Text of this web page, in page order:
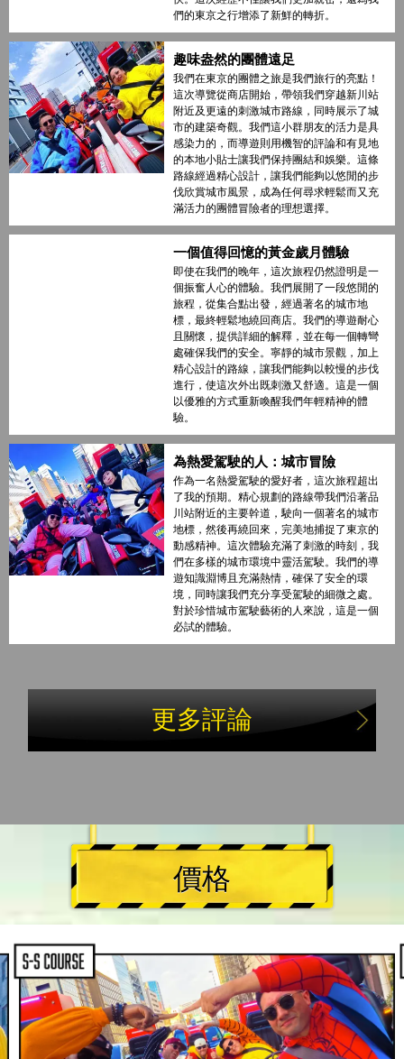
們的東京之行增添了新鮮的轉折。
趣味盎然的團體遠足
我們在東京的團體之旅是我們旅行的亮點！
這次導覽從商店開始，帶領我們穿越新川站
附近及更遠的刺激城市路線，同時展示了城
市的建築奇觀。我們這小群朋友的活力是具
感染力的，而導遊則用機智的評論和有見地
的本地小貼士讓我們保持團結和娛樂。這條
路線經過精心設計，讓我們能夠以悠閒的步
伐欣賞城市風景，成為任何尋求輕鬆而又充
滿活力的團體冒險者的理想選擇。
一個值得回憶的黃金歲月體驗
即使在我們的晚年，這次旅程仍然證明是一
個振奮人心的體驗。我們展開了一段悠閒的
旅程，從集合點出發，經過著名的城市地
標，最終輕鬆地繞回商店。我們的導遊耐心
且關懷，提供詳細的解釋，並在每一個轉彎
處確保我們的安全。寧靜的城市景觀，加上
精心設計的路線，讓我們能夠以較慢的步伐
進行，使這次外出既刺激又舒適。這是一個
以優雅的方式重新喚醒我們年輕精神的體
驗。
為熱愛駕駛的人：城市冒險
作為一名熱愛駕駛的愛好者，這次旅程超出
了我的預期。精心規劃的路線帶我們沿著品
川站附近的主要幹道，駛向一個著名的城市
地標，然後再繞回來，完美地捕捉了東京的
動感精神。這次體驗充滿了刺激的時刻，我
們在多樣的城市環境中靈活駕駛。我們的導
遊知識淵博且充滿熱情，確保了安全的環
境，同時讓我們充分享受駕駛的細微之處。
對於珍惜城市駕駛藝術的人來說，這是一個
必試的體驗。
更多評論
價格